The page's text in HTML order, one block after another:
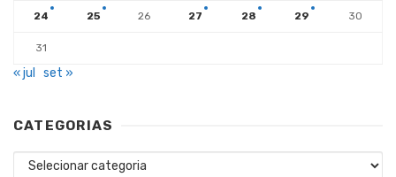
24 25 26 27 28 29 30
31
« jul set »
CATEGORIAS
Categorias